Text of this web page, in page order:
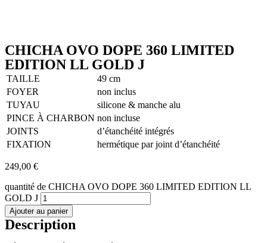
CHICHA OVO DOPE 360 LIMITED
EDITION LL GOLD J
TAILLE
49 cm
FOYER
non inclus
TUYAU
silicone & manche alu
PINCE À CHARBON non incluse
JOINTS
d’étanchéité intégrés
FIXATION
hermétique par joint d’étanchéité
249,00 €
quantité de CHICHA OVO DOPE 360 LIMITED EDITION LL
GOLD J
Ajouter au panier
Description